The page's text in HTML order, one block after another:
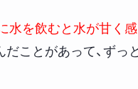
水を飲むと水が甘く感
だことがあって、ずっ